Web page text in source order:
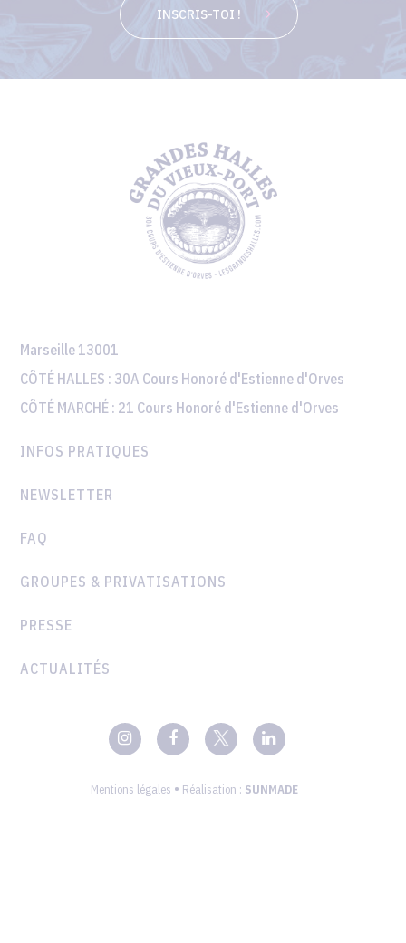
INSCRIS-TOI !
Marseille 13001
CÔTÉ HALLES : 30A Cours Honoré d'Estienne d'Orves
CÔTÉ MARCHÉ : 21 Cours Honoré d'Estienne d'Orves
INFOS PRATIQUES
NEWSLETTER
FAQ
GROUPES & PRIVATISATIONS
PRESSE
ACTUALITÉS
Mentions légales • Réalisation : SUNMADE